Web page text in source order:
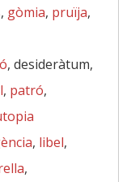
, gòmia, pruïja,
, desideràtum,
, patró,
, libel,
,